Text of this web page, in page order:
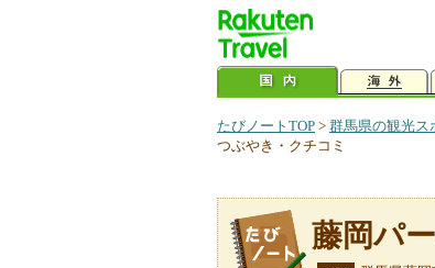
たびノートTOP > 群馬県の観光ス
つぶやき・クチコミ
藤岡パ